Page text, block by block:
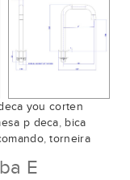
you corten
p deca, bica
,torneira
E